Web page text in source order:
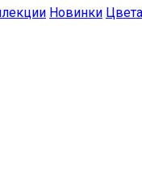
Новинки Цвета